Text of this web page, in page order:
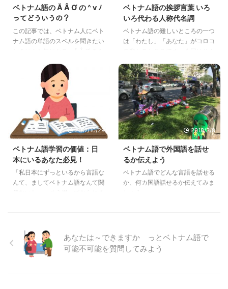
ベトナム語の Ă Â Ơ の ^ v ﾉ
ってどういうの？
この記事では、ベトナム人にベト
ナム語の単語のスペルを聞きたい
疑問に迫ってみたいと思います。
ベトナム語の挨拶言葉 いろ
いろ代わる人称代名詞
ベトナム語の難しいところの一つ
は「わたし」「あなた」がコロコ
しい理解です。
2017/10/29
ベトナム語学習の価値：日
本にいるあなた必見！
「私日本にずっといるから言語な
んて、ましてベトナム語なんて関
2018/3/8
ベトナム語で外国語を話せ
るか伝えよう
ベトナム語でどんな言語を話せる
か、何カ国語話せるか伝えてみま
あなたは～できますか っとベトナム語で
可能不可能を質問してみよう